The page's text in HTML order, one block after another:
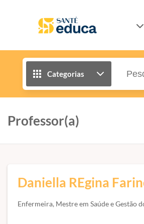
Categorias
Professor(a)
Daniella REgina
Enfermeira, Mestre em Saúde e Gestão